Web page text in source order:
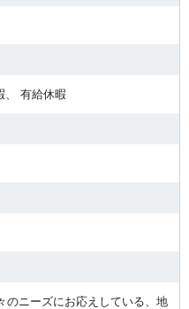
、 有給休暇
のニーズにお応えしている、地